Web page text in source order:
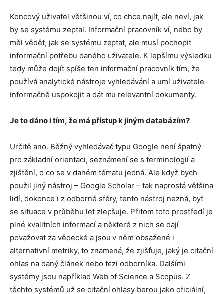
Koncový uživatel většinou ví, co chce najít, ale neví, jak
by se systému zeptal. Informační pracovník ví, nebo by
měl vědět, jak se systému zeptat, ale musí pochopit
informační potřebu daného uživatele. K lepšímu výsledku
tedy může dojít spíše ten informační pracovník tím, že
používá analytické nástroje vyhledávání a umí uživatele
informačně uspokojit a dát mu relevantní dokumenty.
Je to dáno i tím, že má přístup k jiným databázím?
Určitě ano. Běžný vyhledávač typu Google není špatný
pro základní orientaci, seznámení se s terminologií a
zjištění, o co se v daném tématu jedná. Ale když bych
použil jiný nástroj – Google Scholar – tak naprostá většina
lidí, dokonce i z odborné sféry, tento nástroj nezná, byť
se situace v průběhu let zlepšuje. Přitom toto prostředí je
plné kvalitních informací a některé z nich se dají
považovat za vědecké a jsou v něm obsažené i
alternativní metriky, to znamená, že zjišťuje, jaký je citační
ohlas na daný článek nebo tezi odborníka. Dalšími
systémy jsou například Web of Science a Scopus. Z
těchto systémů už se citační ohlasy berou jako oficiální,